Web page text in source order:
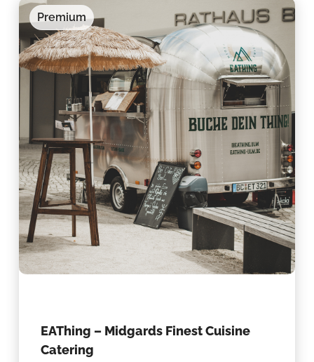
Premium
EAThing – Midgards Finest Cuisine
Catering